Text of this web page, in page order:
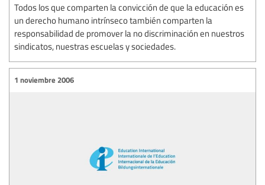
Todos los que comparten la convicción de que la educación es
un derecho humano intrínseco también comparten la
responsabilidad de promover la no discriminación en nuestros
sindicatos, nuestras escuelas y sociedades.
1 noviembre 2006